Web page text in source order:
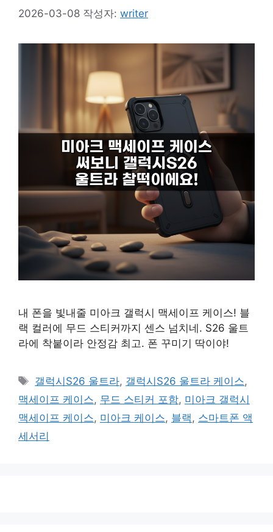
2026-03-08 작성자: writer
내 폰을 빛내줄 미아크 갤럭시 맥세이프 케이스! 블
랙 컬러에 무드 스티커까지 센스 넘치네. S26 울트
라에 착붙이라 안정감 최고. 폰 꾸미기 딱이야!
태
그
갤럭시S26 울트라, 갤럭시S26 울트라 케이스,
맥세이프 케이스, 무드 스티커 포함, 미아크 갤럭시
맥세이프 케이스, 미아크 케이스, 블랙, 스마트폰 액
세서리